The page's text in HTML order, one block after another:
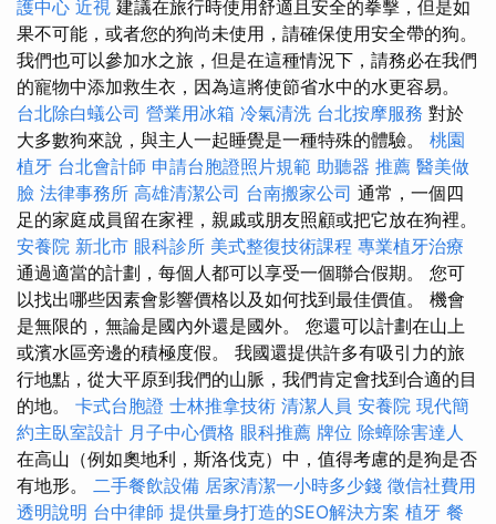
護中心 近視 建議在旅行時使用舒適且安全的拳擊，但是如
果不可能，或者您的狗尚未使用，請確保使用安全帶的狗。
我們也可以參加水之旅，但是在這種情況下，請務必在我們
的寵物中添加救生衣，因為這將使節省水中的水更容易。
台北除白蟻公司 營業用冰箱 冷氣清洗 台北按摩服務 對於
大多數狗來說，與主人一起睡覺是一種特殊的體驗。 桃園
植牙 台北會計師 申請台胞證照片規範 助聽器 推薦 醫美做
臉 法律事務所 高雄清潔公司 台南搬家公司 通常，一個四
足的家庭成員留在家裡，親戚或朋友照顧或把它放在狗裡。
安養院 新北市 眼科診所 美式整復技術課程 專業植牙治療
通過適當的計劃，每個人都可以享受一個聯合假期。 您可
以找出哪些因素會影響價格以及如何找到最佳價值。 機會
是無限的，無論是國內外還是國外。 您還可以計劃在山上
或濱水區旁邊的積極度假。 我國還提供許多有吸引力的旅
行地點，從大平原到我們的山脈，我們肯定會找到合適的目
的地。 卡式台胞證 士林推拿技術 清潔人員 安養院 現代簡
約主臥室設計 月子中心價格 眼科推薦 牌位 除蟑除害達人
在高山（例如奧地利，斯洛伐克）中，值得考慮的是狗是否
有地形。 二手餐飲設備 居家清潔一小時多少錢 徵信社費用
透明說明 台中律師 提供量身打造的SEO解決方案 植牙 餐